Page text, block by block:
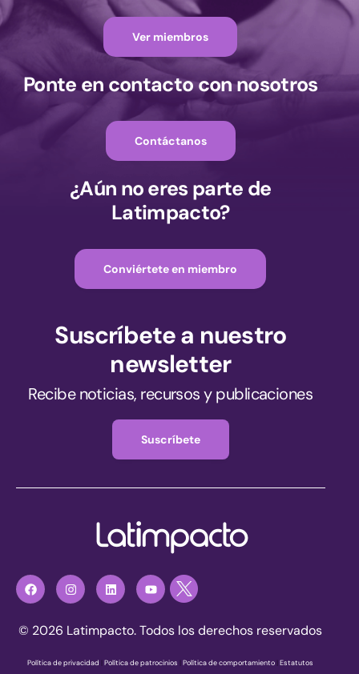
Ver miembros
Ponte en contacto con nosotros
Contáctanos
¿Aún no eres parte de
Latimpacto?
Conviértete en miembro
Suscríbete a nuestro
newsletter
Recibe noticias, recursos y publicaciones
Suscríbete
© 2026 Latimpacto. Todos los derechos reservados
Política de privacidad |Política de patrocinios |Política de comportamiento |Estatutos